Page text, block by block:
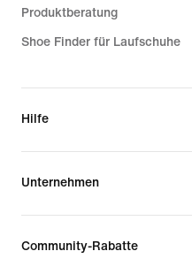
Produktberatung
Shoe Finder für Laufschuhe
Hilfe
Unternehmen
Community-Rabatte